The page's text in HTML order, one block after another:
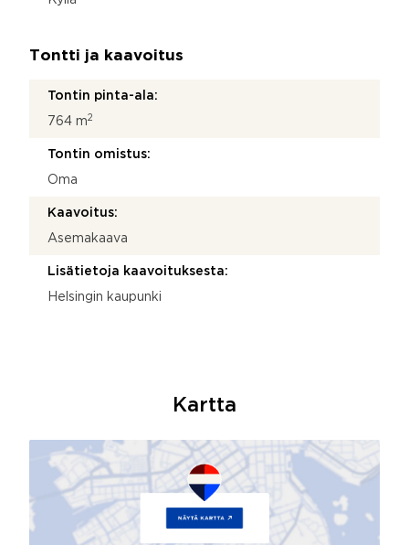
Tontti ja kaavoitus
Tontin pinta-ala:
764 m2
Tontin omistus:
Oma
Kaavoitus:
Asemakaava
Lisätietoja kaavoituksesta:
Helsingin kaupunki
Kartta